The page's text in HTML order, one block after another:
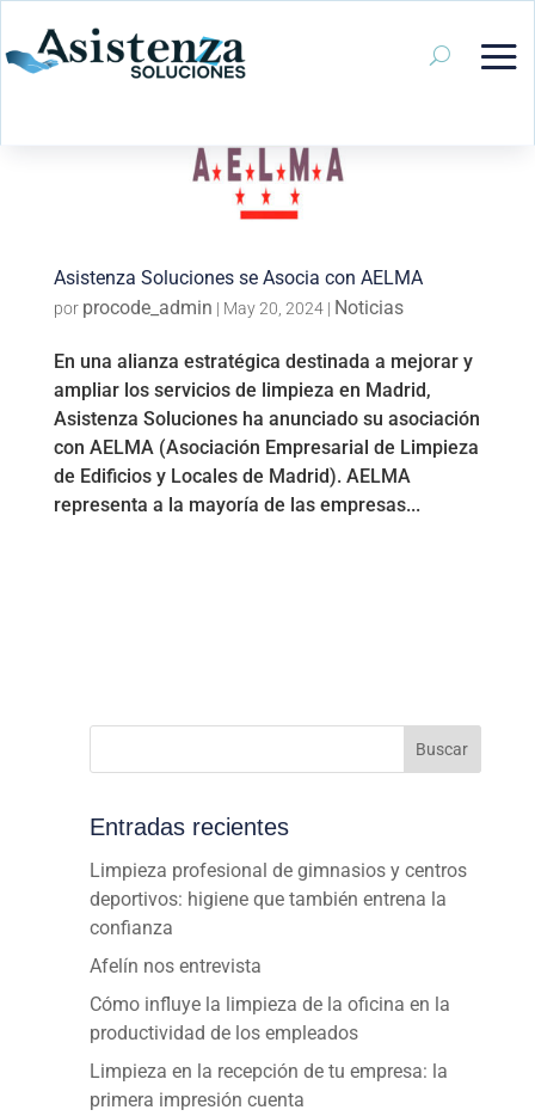
Asistenza Soluciones se Asocia con AELMA
por procode_admin | May 20, 2024| Noticias
En una alianza estratégica destinada a mejorar y
ampliar los servicios de limpieza en Madrid,
Asistenza Soluciones ha anunciado su asociación
con AELMA (Asociación Empresarial de Limpieza
de Edificios y Locales de Madrid). AELMA
representa a la mayoría de las empresas...
Buscar
Entradas recientes
Limpieza profesional de gimnasios y centros
deportivos: higiene que también entrena la
confianza
Afelín nos entrevista
Cómo influye la limpieza de la oficina en la
productividad de los empleados
Limpieza en la recepción de tu empresa: la
primera impresión cuenta